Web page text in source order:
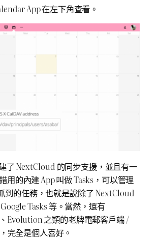
App 在左下角查看。
了 NextCloud 的同步支援，並且有一
用的內建 App 叫做 Tasks，可以管理
到的任務，也就是說除了 NextCloud
Tasks 等。當然，還有
Evolution 之類的老牌電郵客戶端 /
完全是個人喜好。